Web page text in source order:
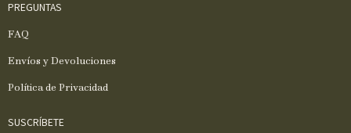
PREGUNTAS
FAQ
Envíos y Devoluciones
Política de Privacidad
SUSCRÍBETE